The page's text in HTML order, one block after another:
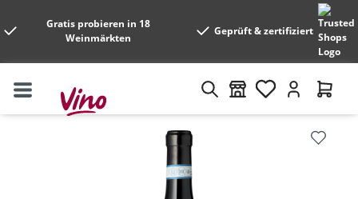
Gratis probieren in 18
Weinmärkten
Geprüft & zertifiziert
Bildergalerie überspringen